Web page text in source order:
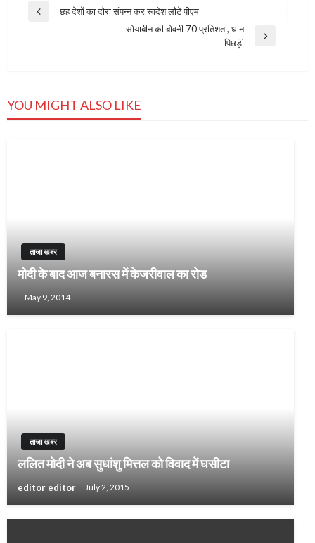
Post
Previous
छह देशों का दौरा संपन्न कर स्वदेश लौटे पीएम
सोयाबीन की बोवनी 70 प्रतिशत , धान
पिछड़ी
YOU MIGHT ALSO LIKE
ताजा खबर
मोदी के बाद आज बनारस में केजरीवाल का रोड
May 9, 2014
ताजा खबर
ललित मोदी ने अब सुधांशु मित्तल को विवाद में घसीटा
editor editor July 2, 2015